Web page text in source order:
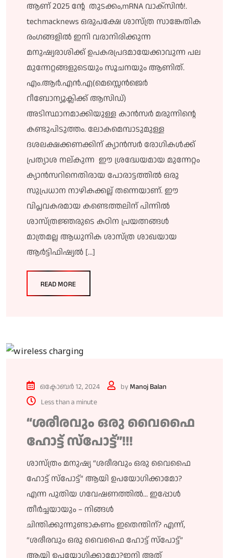
ആണ് 2025 ന്റേ തുടക്കം,mRNA വാക്സിൻ!.
techmacknews ഒരുപക്ഷേ ശാസ്ത്ര സാങ്കേതിക
രംഗങ്ങളിൽ ഇനി വരാനിരിക്കുന്ന
മനുഷ്യരാശിക്ക് ഉപകരപ്രദമായേക്കാവുന്ന പല
മുന്നേറ്റങ്ങളുടെയും സൂചനയും ആണിത്.
എം.ആർ.എൻ.എ(മെസ്സെൻജെർ
റീബോന്യൂക്ലിക്ക് ആസിഡ്)
അടിസ്ഥാനമാക്കിയുള്ള കാൻസർ മരുന്നിൻ്റെ
കണ്ടുപിടുത്തം. ലോകമെമ്പാടുമുള്ള
ദശലക്ഷക്കണക്കിന് ക്യാൻസർ രോഗികൾക്ക്
പ്രത്യാശ നല്കുന്ന ഈ ശ്രദ്ധേയമായ മുന്നേറ്റം
ക്യാൻസറിനെതിരായ പോരാട്ടത്തിൽ ഒരു
സുപ്രധാന നാഴികക്കല്ല് തന്നെയാണ്. ഈ
വിപ്ലവകരമായ കണ്ടെത്തലിന് പിന്നിൽ
ശാസ്ത്രജ്ഞരുടെ കഠിന പ്രയത്നങ്ങൾ
മാത്രമല്ല ആധുനിക ശാസ്ത്ര ശാഖയായ
ആർട്ടിഫിഷ്യൽ […]
READ MORE
ഒക്ടോബർ 12, 2024 byManoj Balan
Less than a minute
“ശരീരവും ഒരു വൈഫൈ
ഹോട്ട് സ്പോട്ട്”!!!
ശാസ്ത്രം മനുഷ്യ “ശരീരവും ഒരു വൈഫൈ
ഹോട്ട് സ്പോട്ട്” ആയി ഉപയോഗിക്കാമോ?
എന്ന പുതിയ ഗവേഷണത്തിൽ… ഇപ്പോൾ
തീർച്ചയായും – നിങ്ങൾ
ചിന്തിക്കുന്നുണ്ടാകണം ഇതെന്തിന്? എന്ന്,
“ശരീരവും ഒരു വൈഫൈ ഹോട്ട് സ്പോട്ട്”